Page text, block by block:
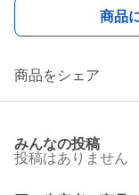
商品
商品をシェア
みんなの投稿
投稿はありません